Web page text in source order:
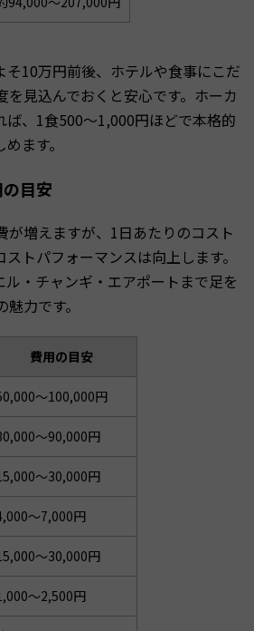
10万円前後、ホテルや食事にこだ
を見込んでおくと安心です。ホーカ
ば、1食500〜1,000円ほどで本格的
ます。
目安
が増えますが、1日あたりのコスト
トパフォーマンスは向上します。
・チャンギ・エアポートまで足を
力です。
費用の目安
〜100,000円
〜90,000円
〜30,000円
〜7,000円
〜30,000円
〜2,500円